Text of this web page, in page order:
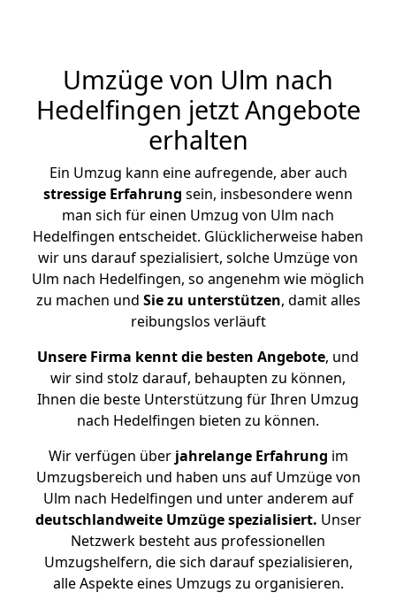
Umzüge von Ulm nach
Hedelfingen jetzt Angebote
erhalten
Ein Umzug kann eine aufregende, aber auch
stressige Erfahrung sein, insbesondere wenn
man sich für einen Umzug von Ulm nach
Hedelfingen entscheidet. Glücklicherweise haben
wir uns darauf spezialisiert, solche Umzüge von
Ulm nach Hedelfingen, so angenehm wie möglich
zu machen und Sie zu unterstützen, damit alles
reibungslos verläuft
Unsere Firma kennt die besten Angebote, und
wir sind stolz darauf, behaupten zu können,
Ihnen die beste Unterstützung für Ihren Umzug
nach Hedelfingen bieten zu können.
Wir verfügen überjahrelange Erfahrung im
Umzugsbereich und haben uns auf Umzüge von
Ulm nach Hedelfingen und unter anderem auf
deutschlandweite Umzüge spezialisiert. Unser
Netzwerk besteht aus professionellen
Umzugshelfern, die sich darauf spezialisieren,
alle Aspekte eines Umzugs zu organisieren.